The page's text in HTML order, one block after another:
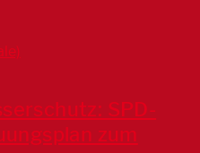
SPD-
zum